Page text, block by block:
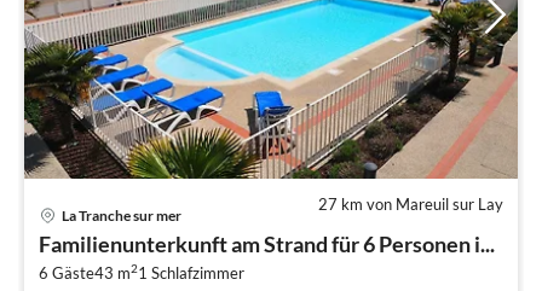
27 km von Mareuil sur Lay
La Tranche sur mer
Familienunterkunft am Strand für 6 Personen i...
6 Gäste43 m21 Schlafzimmer